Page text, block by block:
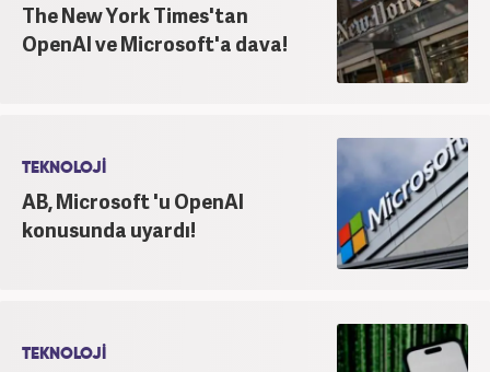
The New York Times'tan
OpenAI ve Microsoft'a dava!
TEKNOLOJİ
AB, Microsoft 'u OpenAI
konusunda uyardı!
TEKNOLOJİ